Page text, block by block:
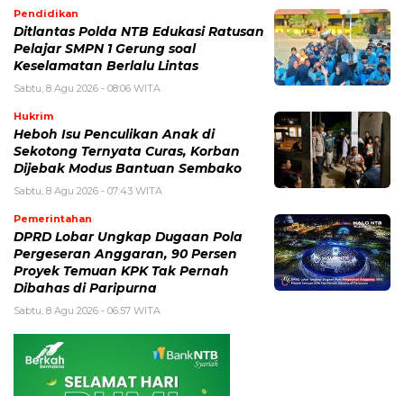
Pendidikan
Ditlantas Polda NTB Edukasi Ratusan
Pelajar SMPN 1 Gerung soal
Keselamatan Berlalu Lintas
Sabtu, 8 Agu 2026 - 08:06 WITA
Hukrim
Heboh Isu Penculikan Anak di
Sekotong Ternyata Curas, Korban
Dijebak Modus Bantuan Sembako
Sabtu, 8 Agu 2026 - 07:43 WITA
Pemerintahan
DPRD Lobar Ungkap Dugaan Pola
Pergeseran Anggaran, 90 Persen
Proyek Temuan KPK Tak Pernah
Dibahas di Paripurna
Sabtu, 8 Agu 2026 - 06:57 WITA